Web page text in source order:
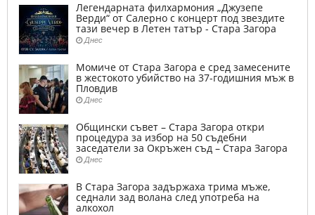
Легендарната филхармония „Джузепе
Верди“ от Салерно с концерт под звездите
тази вечер в Летен татър - Стара Загора
Днес
Момиче от Стара Загора е сред замесените
в жестокото убийство на 37-годишния мъж в
Пловдив
Днес
Общински съвет – Стара Загора откри
процедура за избор на 50 съдебни
заседатели за Окръжен съд – Стара Загора
Днес
В Стара Загора задържаха трима мъже,
седнали зад волана след употреба на
алкохол